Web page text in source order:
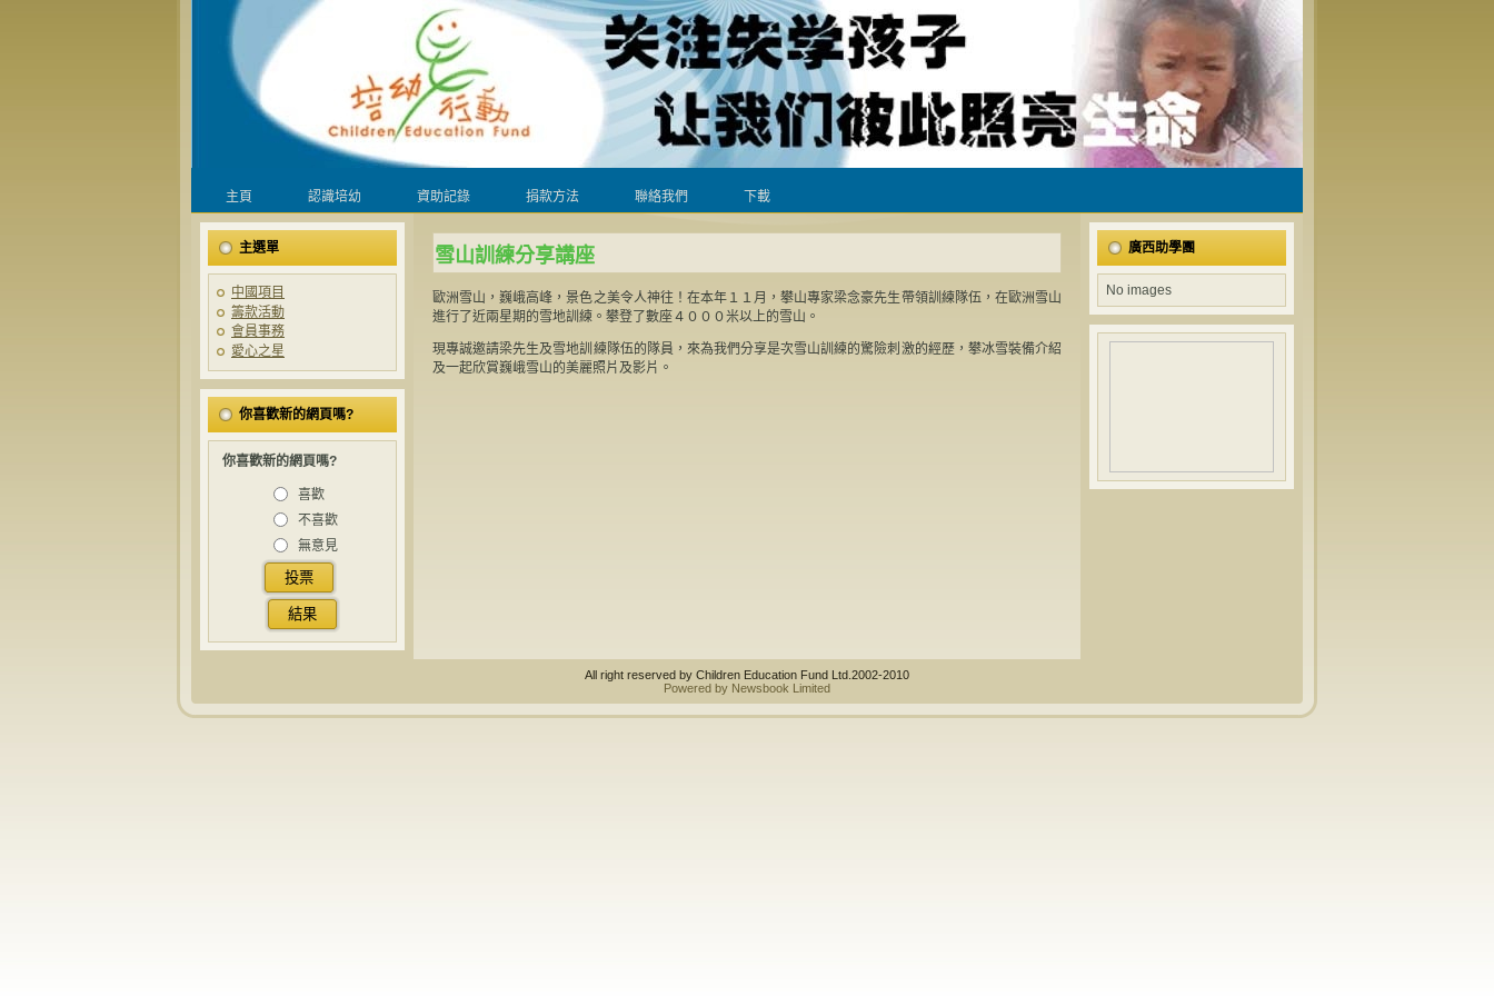
主頁 認識培幼 資助記錄 捐款方法 聯絡我們 下載
主選單
中國項目
籌款活動
會員事務
愛心之星
你喜歡新的網頁嗎?
你喜歡新的網頁嗎?
喜歡
不喜歡
無意見
雪山訓練分享講座
歐洲雪山，巍峨高峰，景色之美令人神往！在本年１１月，攀山專家梁念豪先生帶領訓練隊伍，在歐洲雪山
進行了近兩星期的雪地訓練。攀登了數座４０００米以上的雪山。
現專誠邀請梁先生及雪地訓練隊伍的隊員，來為我們分享是次雪山訓練的驚險刺激的經歷，攀冰雪裝備介紹
及一起欣賞巍峨雪山的美麗照片及影片。
廣西助學團
No images
All right reserved by Children Education Fund Ltd.2002-2010
Powered by Newsbook Limited